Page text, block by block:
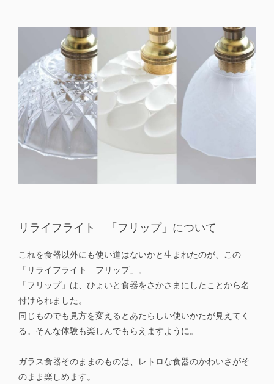
リライフライト 「フリップ」について
これを食器以外にも使い道はないかと生まれたのが、この
「リライフライト フリップ」。
「フリップ」は、ひょいと食器をさかさまにしたことから名
付けられました。
同じものでも見方を変えるとあたらしい使いかたが見えてく
る。そんな体験も楽しんでもらえますように。
ガラス食器そのままのものは、レトロな食器のかわいさがそ
のまま楽しめます。